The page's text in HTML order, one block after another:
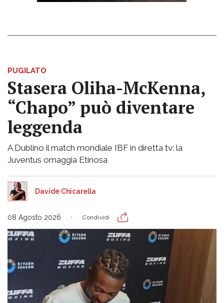
PUGILATO
Stasera Oliha-McKenna,
“Chapo” può diventare
leggenda
A Dublino il match mondiale IBF in diretta tv: la
Juventus omaggia Etinosa
Davide Chicarella
08 Agosto 2026 Condividi